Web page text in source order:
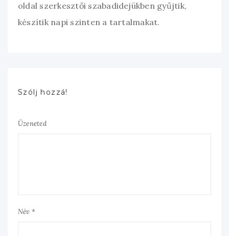
oldal szerkesztői szabadidejükben gyűjtik,
készítik napi szinten a tartalmakat.
Szólj hozzá!
Üzeneted
Név *